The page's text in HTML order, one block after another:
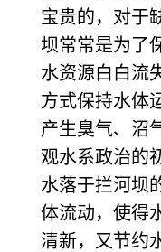
宝贵的，对于
坝常常是为了
水资源白白流
方式保持水体
产生臭气、沼
观水系政治的
水落于拦河坝
体流动，使得
清新，又节约